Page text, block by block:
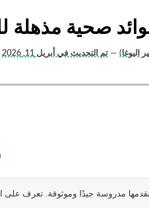
فوائد صحية
اليوغا) — تم التحديث في أبريل 11, 2026
مدروسة جيدًا وموثوقة. تعرف على